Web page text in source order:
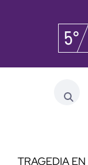
TRAGEDIA